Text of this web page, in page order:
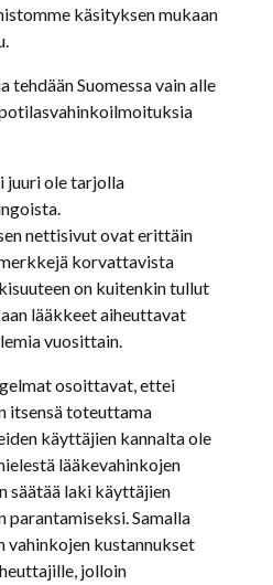
käsityksen mukaan
Suomessa vain alle
juuri ole tarjolla
nettisivut ovat erittäin
korvattavista
on kuitenkin tullut
lääkkeet aiheuttavat
vuosittain.
osoittavat, ettei
itsensä toteuttama
käyttäjien kannalta ole
lääkevahinkojen
säätää laki käyttäjien
parantamiseksi. Samalla
vahinkojen kustannukset
jolloin